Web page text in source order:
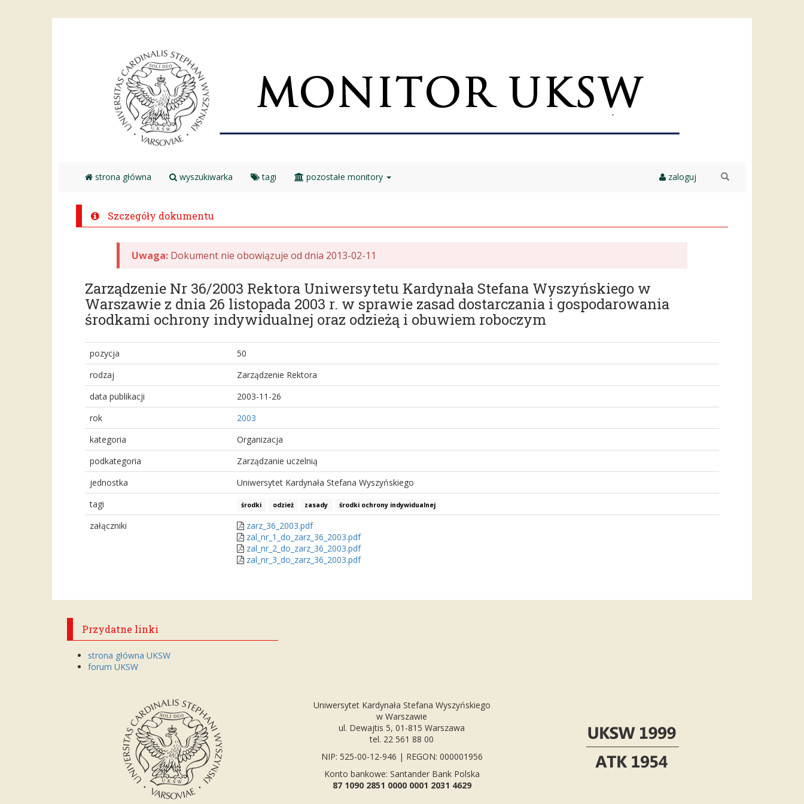
strona główna wyszukiwarka tagi pozostałe monitory zaloguj
Szczegóły dokumentu
Uwaga: Dokument nie obowiązuje od dnia 2013-02-11
Zarządzenie Nr 36/2003 Rektora Uniwersytetu Kardynała Stefana Wyszyńskiego w
Warszawie z dnia 26 listopada 2003 r. w sprawie zasad dostarczania i gospodarowania
środkami ochrony indywidualnej oraz odzieżą i obuwiem roboczym
pozycja
50
rodzaj
Zarządzenie Rektora
data publikacji
2003-11-26
rok
2003
kategoria
Organizacja
podkategoria
Zarządzanie uczelnią
jednostka
Uniwersytet Kardynała Stefana Wyszyńskiego
tagi
środki odzież zasady środki ochrony indywidualnej
załączniki
zarz_36_2003.pdf
zal_nr_1_do_zarz_36_2003.pdf
zal_nr_2_do_zarz_36_2003.pdf
zal_nr_3_do_zarz_36_2003.pdf
Przydatne linki
strona główna UKSW
forum UKSW
Uniwersytet Kardynała Stefana Wyszyńskiego
w Warszawie
ul. Dewajtis 5, 01-815 Warszawa
tel. 22 561 88 00
NIP: 525-00-12-946 | REGON: 000001956
Konto bankowe: Santander Bank Polska
87 1090 2851 0000 0001 2031 4629